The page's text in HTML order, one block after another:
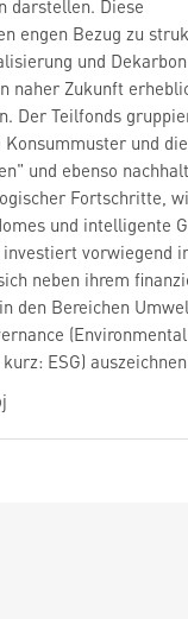
darstellen. Diese
engen Bezug zu
und
naher Zukunft
Der Teilfonds
und die
und ebenso
Fortschritte,
und intelligente
vorwiegend
neben ihrem
den Bereichen
ESG)